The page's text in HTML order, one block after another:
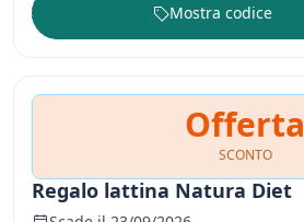
••••••
Mostra codice
Offerta
SCONTO
Regalo lattina Natura Diet